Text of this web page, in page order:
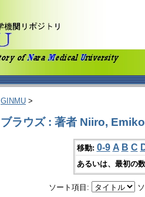
GINMU >
ブラウズ : 著者 Niiro, Emiko
移動: 0-9 A B C
あるいは、最初の
ソート項目: